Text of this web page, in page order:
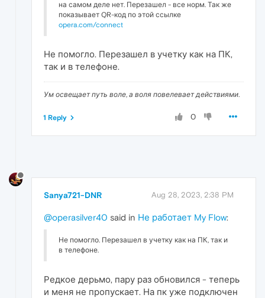
на самом деле нет. Перезашел - все норм. Так же
показывает QR-код по этой ссылке
opera.com/connect
Не помогло. Перезашел в учетку как на ПК,
так и в телефоне.
Ум освещает путь воле, а воля повелевает действиями.
0
1 Reply
Sanya721-DNR Aug 28, 2023, 2:38 PM
@operasilver40 said in Не работает My Flow:
Не помогло. Перезашел в учетку как на ПК, так и
в телефоне.
Редкое дерьмо, пару раз обновился - теперь
и меня не пропускает. На пк уже подключен